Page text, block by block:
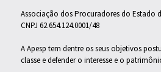
Associação dos Procuradores do Estado
CNPJ 62.654.124.0001/48
A Apesp tem dentre os seus objetivos
classe e defender o interesse e o